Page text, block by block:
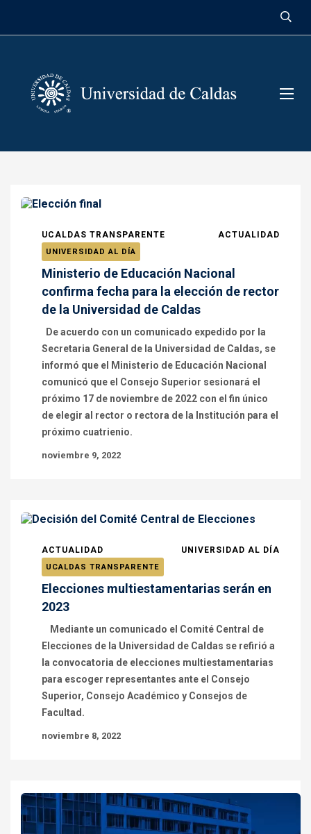
UCALDAS TRANSPARENTE ACTUALIDAD
UNIVERSIDAD AL DÍA
Ministerio de Educación Nacional
confirma fecha para la elección de rector
de la Universidad de Caldas
De acuerdo con un comunicado expedido por la
Secretaria General de la Universidad de Caldas, se
informó que el Ministerio de Educación Nacional
comunicó que el Consejo Superior sesionará el
próximo 17 de noviembre de 2022 con el fin único
de elegir al rector o rectora de la Institución para el
próximo cuatrienio.
noviembre 9, 2022
ACTUALIDAD UNIVERSIDAD AL DÍA
UCALDAS TRANSPARENTE
Elecciones multiestamentarias serán en
2023
Mediante un comunicado el Comité Central de
Elecciones de la Universidad de Caldas se refirió a
la convocatoria de elecciones multiestamentarias
para escoger representantes ante el Consejo
Superior, Consejo Académico y Consejos de
Facultad.
noviembre 8, 2022